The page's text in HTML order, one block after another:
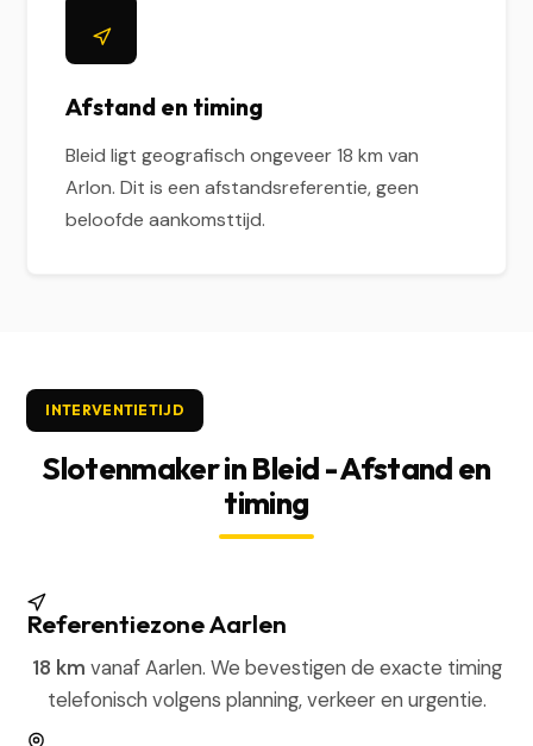
Afstand en timing
Bleid ligt geografisch ongeveer 18 km van
Arlon. Dit is een afstandsreferentie, geen
beloofde aankomsttijd.
INTERVENTIETIJD
Slotenmaker in Bleid - Afstand en
timing
Referentiezone Aarlen
18 km vanaf Aarlen. We bevestigen de exacte timing
telefonisch volgens planning, verkeer en urgentie.